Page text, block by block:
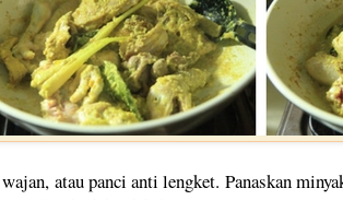
atau panci anti lengket. Panaskan